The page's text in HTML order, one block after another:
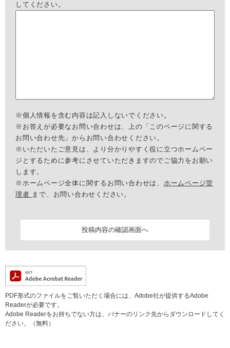
してください。
※個人情報を含む内容は記入しないでください。
※お答えが必要なお問い合わせは、上の「このページに関する
お問い合わせ先」からお問い合わせください。
※いただいたご意見は、より分かりやすく役に立つホームペー
ジとするために参考にさせていただきますのでご協力をお願い
します。
※ホームページ全体に関するお問い合わせは、 ホームページ管
理者 まで、お問い合わせください。
PDF形式のファイルをご覧いただく場合には、Adobe社が提供するAdobe
Readerが必要です。
Adobe Readerをお持ちでない方は、バナーのリンク先からダウンロードしてく
ださい。（無料）